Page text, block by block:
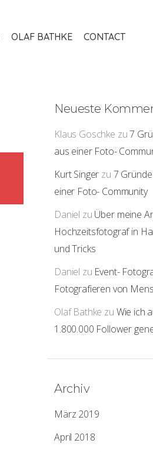
OLAF BATHKE CONTACT
Neueste
Klaus Goschke zu7
aus einer Foto-
Kurt Singer zu 7
einer Foto- Community
Daniel zu Über meine
Hochzeitsfotograf in
und Tricks
Daniel zu Event-
Fotografieren von
Olaf Bathke zu Wie ich
1.800.000 Follower
Archiv
März 2019
April 2018